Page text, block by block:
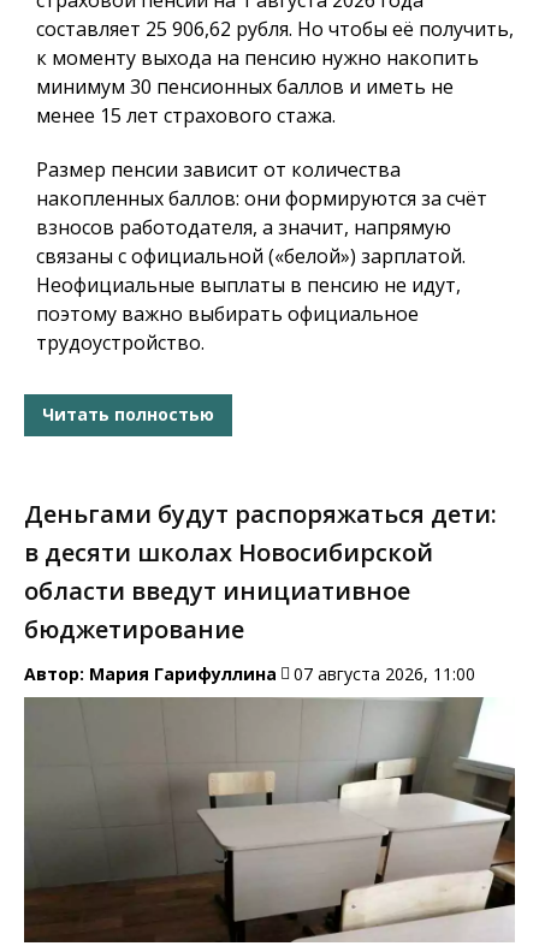
составляет 25 906,62 рубля. Но чтобы её получить,
к моменту выхода на пенсию нужно накопить
минимум 30 пенсионных баллов и иметь не
менее 15 лет страхового стажа.
Размер пенсии зависит от количества
накопленных баллов: они формируются за счёт
взносов работодателя, а значит, напрямую
связаны с официальной («белой») зарплатой.
Неофициальные выплаты в пенсию не идут,
поэтому важно выбирать официальное
трудоустройство.
Читать полностью
Деньгами будут распоряжаться дети:
в десяти школах Новосибирской
области введут инициативное
бюджетирование
Автор: Мария Гарифуллина 07 августа 2026, 11:00